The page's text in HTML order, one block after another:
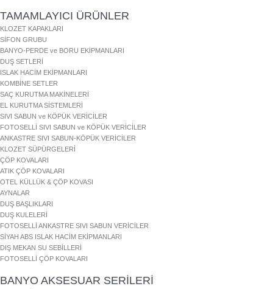
TAMAMLAYICI ÜRÜNLER
KLOZET KAPAKLARI
SİFON GRUBU
BANYO-PERDE ve BORU EKİPMANLARI
DUŞ SETLERİ
ISLAK HACİM EKİPMANLARI
KOMBİNE SETLER
SAÇ KURUTMA MAKİNELERİ
EL KURUTMA SİSTEMLERİ
SIVI SABUN ve KÖPÜK VERİCİLER
FOTOSELLİ SIVI SABUN ve KÖPÜK VERİCİLER
ANKASTRE SIVI SABUN-KÖPÜK VERİCİLER
KLOZET SÜPÜRGELERİ
ÇÖP KOVALARI
ATIK ÇÖP KOVALARI
OTEL KÜLLÜK & ÇÖP KOVASI
AYNALAR
DUŞ BAŞLIKLARI
DUŞ KULELERİ
FOTOSELLİ ANKASTRE SIVI SABUN VERİCİLER
SİYAH ABS ISLAK HACİM EKİPMANLARI
DIŞ MEKAN SU SEBİLLERİ
FOTOSELLİ ÇÖP KOVALARI
BANYO AKSESUAR SERİLERİ